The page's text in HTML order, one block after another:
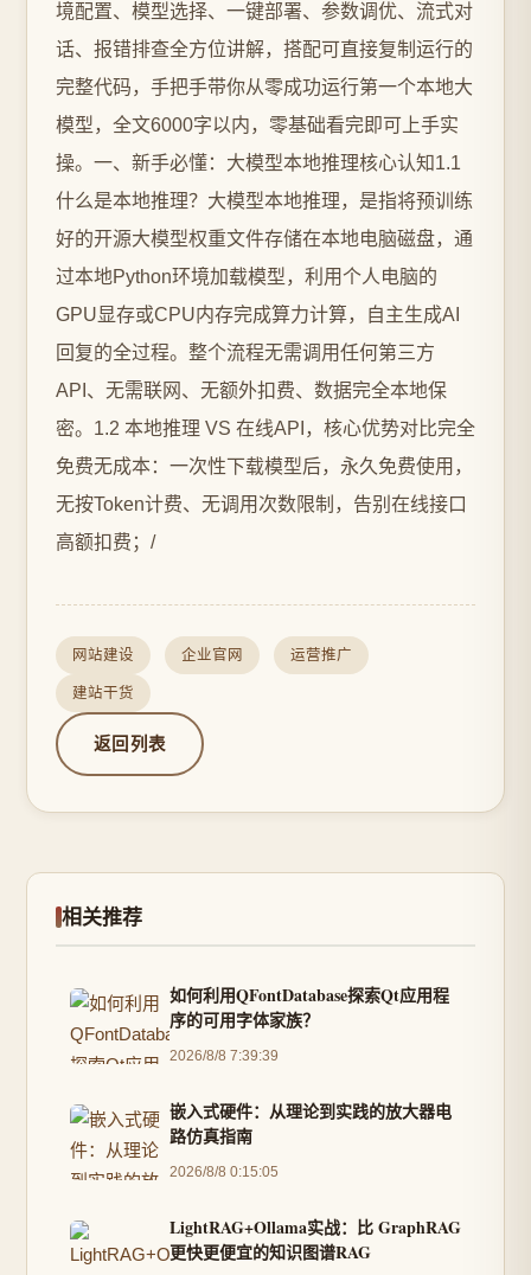
境配置、模型选择、一键部署、参数调优、流式对
话、报错排查全方位讲解，搭配可直接复制运行的
完整代码，手把手带你从零成功运行第一个本地大
模型，全文6000字以内，零基础看完即可上手实
操。一、新手必懂：大模型本地推理核心认知1.1
什么是本地推理？大模型本地推理，是指将预训练
好的开源大模型权重文件存储在本地电脑磁盘，通
过本地Python环境加载模型，利用个人电脑的
GPU显存或CPU内存完成算力计算，自主生成AI
回复的全过程。整个流程无需调用任何第三方
API、无需联网、无额外扣费、数据完全本地保
密。1.2 本地推理 VS 在线API，核心优势对比完全
免费无成本：一次性下载模型后，永久免费使用，
无按Token计费、无调用次数限制，告别在线接口
高额扣费；/
网站建设 企业官网 运营推广
建站干货
返回列表
相关推荐
如何利用QFontDatabase探索Qt应用程
序的可用字体家族？
2026/8/8 7:39:39
嵌入式硬件：从理论到实践的放大器电
路仿真指南
2026/8/8 0:15:05
LightRAG+Ollama实战：比 GraphRAG
更快更便宜的知识图谱RAG